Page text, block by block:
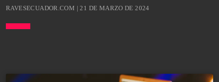
RAVESECUADOR.COM | 21 DE MARZO DE 2024